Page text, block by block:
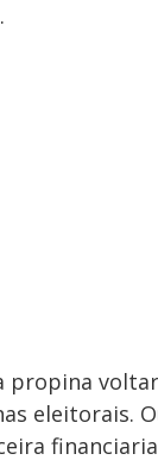
propina
eleitorais.